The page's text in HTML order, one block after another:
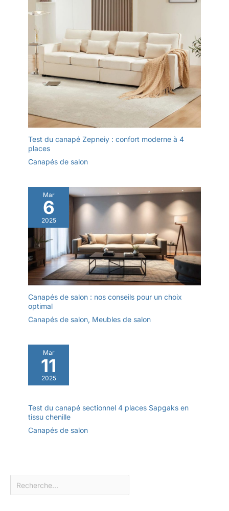
lumière différente et du
moniteur, il y aura une
légère différence de
couleur, l'image du
canapé a été autant que
possible pour restaurer la
couleur la plus réelle
Profitez de votre temps
libre - Facile à assembler
en 4 étapes
(recommandé pour 2
rayer le canapé lorsque
vous ouvrez l'emballage
sous vide. Les coussins
ont besoin de 24 à 48
heures pour se rétablir
complètement en raison
de l'emballage
compressé. Il n'est donc
pas très moelleux et
confortable lorsque vous
venez de le déballer,
coussin pour le rendre
adieu aux montages
convertible est livré presque
entièrement assemblé ; et de le
sortir de son emballage sous
vide pour qu'il reprenne sa
forme. Utilisable
immédiatement, il convient
aussi bien au salon principal
qu'à la chambre d'ami, au
mode de vie dynamique et à
vos besoins changeants en
Test du canapé Zepneiy : confort moderne à 4
places
Canapés de salon
Mar
6
2025
Canapés de salon : nos conseils pour un choix
optimal
Canapés de salon, Meubles de salon
Mar
11
2025
Test du canapé sectionnel 4 places Sapgaks en
tissu chenille
Canapés de salon